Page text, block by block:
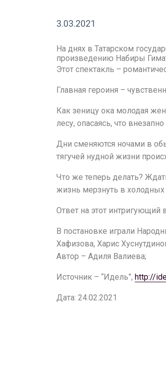
3.03.2021
На днях в Татарском
произведению Набиры
Этот спектакль –
Главная героиня –
Как зеницу ока молодая
лесу, опасаясь, что
Дни сменяются ночами в
тягучей нудной жизни
Что же теперь делать?
жизнь мерзнуть в холодных
Ответ на этот интригующий
В постановке играли
Хафизова, Харис
Автор – Адиля Валиева;
Источник – “Идель”, http://
Дата: 24.02.2021